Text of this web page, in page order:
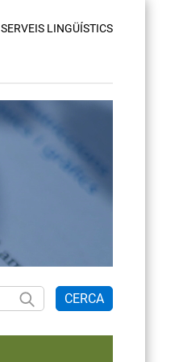
SERVEIS LINGÜÍSTICS
CERCA